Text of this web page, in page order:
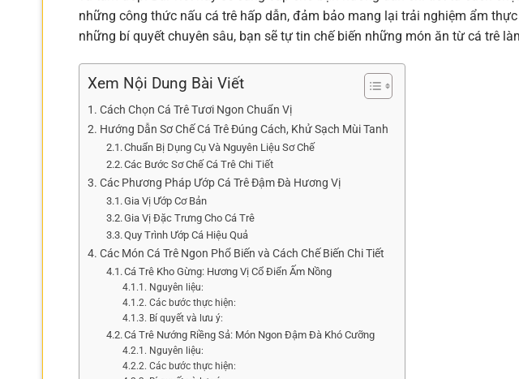
những công thức nấu cá trê hấp dẫn, đảm bảo mang lại trải nghiệm ẩm
những bí quyết chuyên sâu, bạn sẽ tự tin chế biến những món ăn từ cá trê
Xem Nội Dung Bài Viết
Cách Chọn Cá Trê Tươi Ngon Chuẩn Vị
Hướng Dẫn Sơ Chế Cá Trê Đúng Cách, Khử Sạch Mùi Tanh
Chuẩn Bị Dụng Cụ Và Nguyên Liệu Sơ Chế
Các Bước Sơ Chế Cá Trê Chi Tiết
Các Phương Pháp Ướp Cá Trê Đậm Đà Hương Vị
Gia Vị Ướp Cơ Bản
Gia Vị Đặc Trưng Cho Cá Trê
Quy Trình Ướp Cá Hiệu Quả
Các Món Cá Trê Ngon Phổ Biến và Cách Chế Biến Chi Tiết
Cá Trê Kho Gừng: Hương Vị Cổ Điển Ấm Nồng
Nguyên liệu:
Các bước thực hiện:
Bí quyết và lưu ý:
Cá Trê Nướng Riềng Sả: Món Ngon Đậm Đà Khó Cưỡng
Nguyên liệu:
Các bước thực hiện: